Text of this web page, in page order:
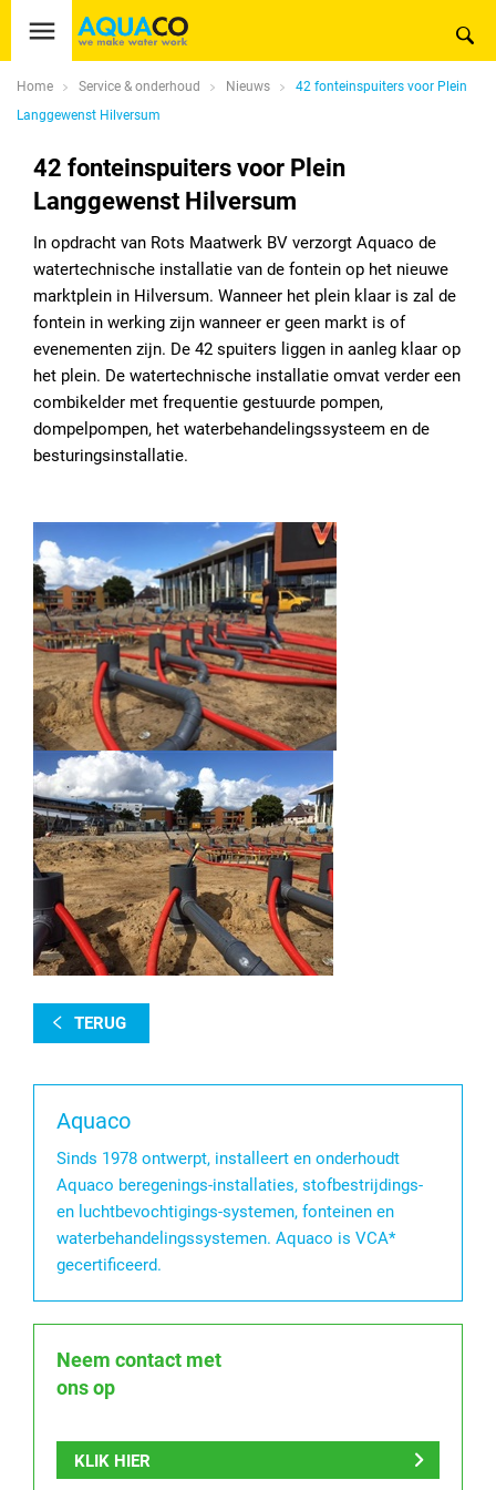
Home Service & onderhoud Nieuws
42 fonteinspuiters voor Plein
Langgewenst Hilversum
42 fonteinspuiters voor Plein
Langgewenst Hilversum
In opdracht van Rots Maatwerk BV verzorgt Aquaco de
watertechnische installatie van de fontein op het nieuwe
marktplein in Hilversum. Wanneer het plein klaar is zal de
fontein in werking zijn wanneer er geen markt is of
evenementen zijn. De 42 spuiters liggen in aanleg klaar op
het plein. De watertechnische installatie omvat verder een
combikelder met frequentie gestuurde pompen,
dompelpompen, het waterbehandelingssysteem en de
besturingsinstallatie.
TERUG
Aquaco
Sinds 1978 ontwerpt, installeert en onderhoudt
Aquaco beregenings-installaties, stofbestrijdings-
en luchtbevochtigings-systemen, fonteinen en
waterbehandelingssystemen. Aquaco is VCA*
gecertificeerd.
Neem contact met
ons op
KLIK HIER